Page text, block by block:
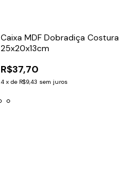
Caixa MDF Dobradiça Costura
25x20x13cm
R$37,70
4 x de R$9,43 sem juros